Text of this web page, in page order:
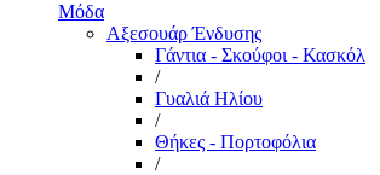
Μόδα
Αξεσουάρ Ένδυσης
Γάντια - Σκούφοι - Κασκόλ
/
Γυαλιά Ηλίου
/
Θήκες - Πορτοφόλια
/